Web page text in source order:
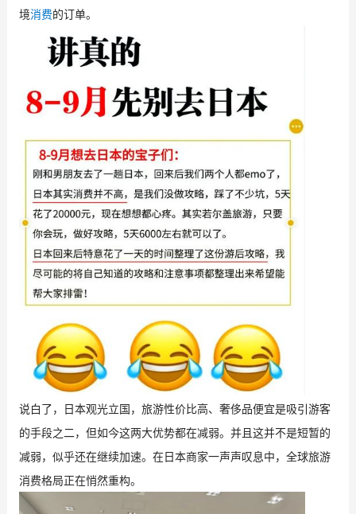
境消费的订单。
说白了，日本观光立国，旅游性价比高、奢侈品便宜是吸引游客
的手段之二，但如今这两大优势都在减弱。并且这并不是短暂的
减弱，似乎还在继续加速。在日本商家一声声叹息中，全球旅游
消费格局正在悄然重构。